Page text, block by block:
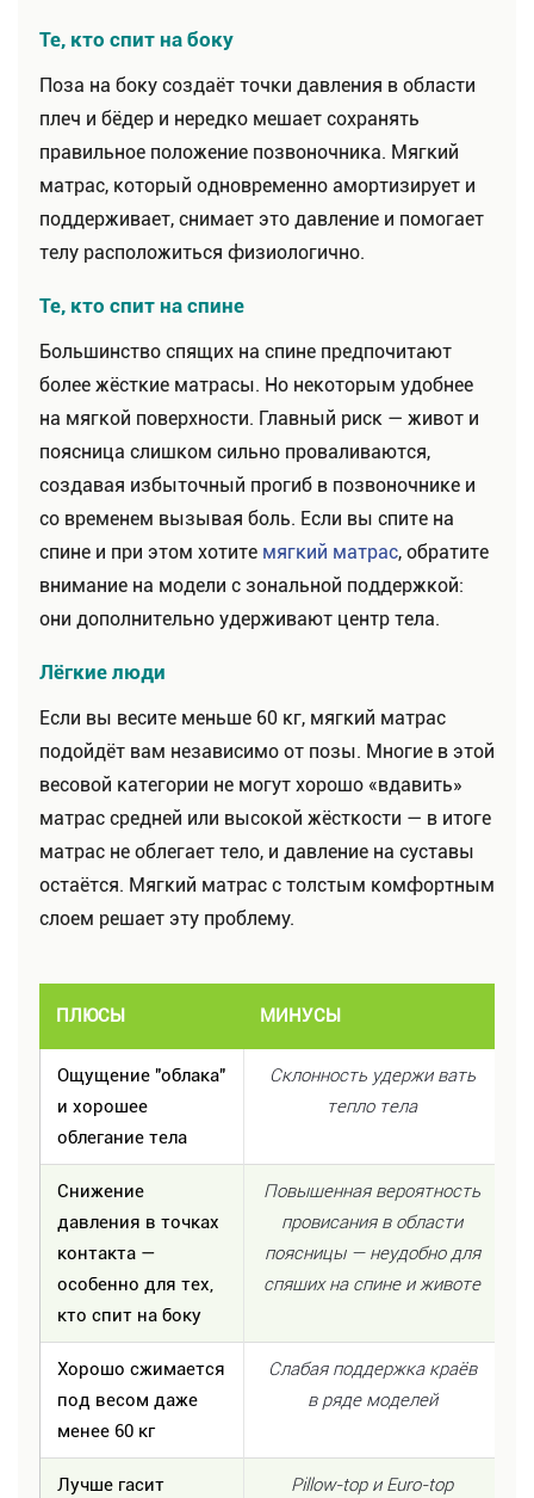
Те, кто спит на боку
Поза на боку создаёт точки давления в области
плеч и бёдер и нередко мешает сохранять
правильное положение позвоночника. Мягкий
матрас, который одновременно амортизирует и
поддерживает, снимает это давление и помогает
телу расположиться физиологично.
Те, кто спит на спине
Большинство спящих на спине предпочитают
более жёсткие матрасы. Но некоторым удобнее
на мягкой поверхности. Главный риск — живот и
поясница слишком сильно проваливаются,
создавая избыточный прогиб в позвоночнике и
со временем вызывая боль. Если вы спите на
спине и при этом хотите мягкий матрас, обратите
внимание на модели с зональной поддержкой:
они дополнительно удерживают центр тела.
Лёгкие люди
Если вы весите меньше 60 кг, мягкий матрас
подойдёт вам независимо от позы. Многие в этой
весовой категории не могут хорошо «вдавить»
матрас средней или высокой жёсткости — в итоге
матрас не облегает тело, и давление на суставы
остаётся. Мягкий матрас с толстым комфортным
слоем решает эту проблему.
ПЛЮСЫ МИНУСЫ
Ощущение "облака"
и хорошее
облегание тела
Склонность удержи вать
тепло тела
Снижение
давления в точках
контакта —
особенно для тех,
кто спит на боку
Повышенная вероятность
провисания в области
поясницы — неудобно для
спящих на спине и животе
Хорошо сжимается
под весом даже
менее 60 кг
Слабая поддержка краёв
в ряде моделей
Лучше гасит
Pillow-top и Euro-top